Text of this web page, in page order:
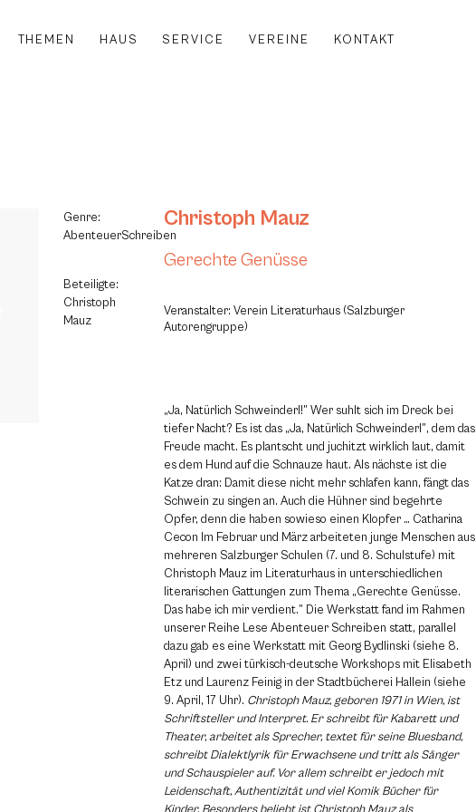
THEMEN HAUS SERVICE VEREINE KONTAKT
Genre:
AbenteuerSchreiben
Beteiligte:
Christoph
Mauz
Christoph Mauz
Gerechte Genüsse
Veranstalter: Verein Literaturhaus (Salzburger
Autorengruppe)
„Ja, Natürlich Schweinderl!” Wer suhlt sich im Dreck bei
tiefer Nacht? Es ist das „Ja, Natürlich Schweinderl”, dem das
Freude macht. Es plantscht und juchitzt wirklich laut, damit
es dem Hund auf die Schnauze haut. Als nächste ist die
Katze dran: Damit diese nicht mehr schlafen kann, fängt das
Schwein zu singen an. Auch die Hühner sind begehrte
Opfer, denn die haben sowieso einen Klopfer … Catharina
Cecon Im Februar und März arbeiteten junge Menschen aus
mehreren Salzburger Schulen (7. und 8. Schulstufe) mit
Christoph Mauz im Literaturhaus in unterschiedlichen
literarischen Gattungen zum Thema „Gerechte Genüsse.
Das habe ich mir verdient.” Die Werkstatt fand im Rahmen
unserer Reihe Lese Abenteuer Schreiben statt, parallel
dazu gab es eine Werkstatt mit Georg Bydlinski (siehe 8.
April) und zwei türkisch-deutsche Workshops mit Elisabeth
Etz und Laurenz Feinig in der Stadtbücherei Hallein (siehe
9. April, 17 Uhr). Christoph Mauz, geboren 1971 in Wien, ist
Schriftsteller und Interpret. Er schreibt für Kabarett und
Theater, arbeitet als Sprecher, textet für seine Bluesband,
schreibt Dialektlyrik für Erwachsene und tritt als Sänger
und Schauspieler auf. Vor allem schreibt er jedoch mit
Leidenschaft, Authentizität und viel Komik Bücher für